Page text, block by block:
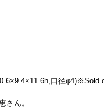
口径φ4)※Sold
さん。